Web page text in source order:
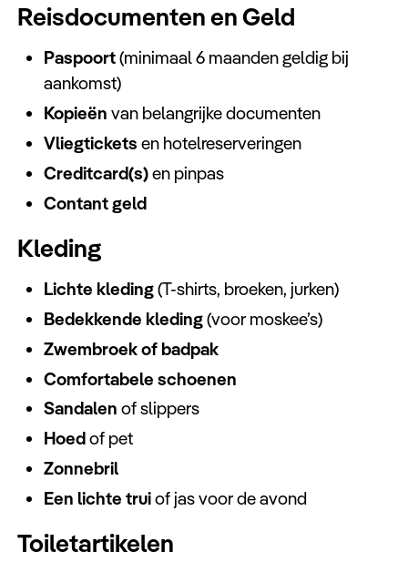
Reisdocumenten en Geld
Paspoort(minimaal 6 maanden geldig bij
aankomst)
Kopieën van belangrijke documenten
Vliegtickets en hotelreserveringen
Creditcard(s)en pinpas
Contant geld
Kleding
Lichte kleding(T-shirts, broeken, jurken)
Bedekkende kleding(voor moskee’s)
Zwembroek of badpak
Comfortabele schoenen
Sandalen of slippers
Hoedof pet
Zonnebril
Een lichte truiof jas voor de avond
Toiletartikelen